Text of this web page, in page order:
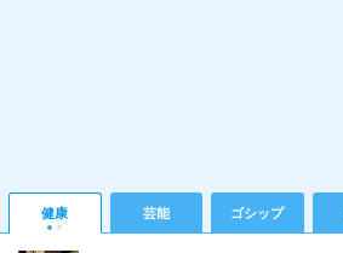
健康 芸能 ゴシップ